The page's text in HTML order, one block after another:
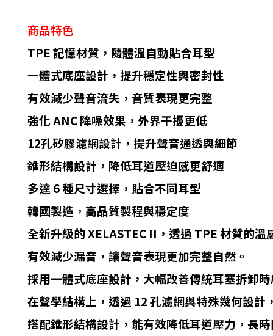
商品特色
TPE 記憶材質，隨體溫自動貼合耳型
一體式底座設計，提升穩定性與密封性
有效減少聲音流失，音質表現更完整
強化 ANC 降噪效果，外界干擾更低
12孔矽膠濾網設計，提升聲音通透與細節
錐形結構設計，降低耳道壓迫感更舒適
多達 6 種尺寸選擇，貼合不同耳型
韓國製造，高品質製程與穩定度
全新升級的 XELASTEC II，透過 TPE 材質的
有效減少漏音，讓聲音表現更加完整自然。
採用一體式底座設計，大幅改善傳統耳塞拆卸
在聲學結構上，透過 12 孔濾網與特殊幾何設
搭配錐形結構設計，能有效降低耳道壓力，長